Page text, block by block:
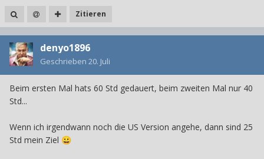
Zitieren
denyo1896
Geschrieben 20. Juli
Beim ersten Mal hats 60 Std gedauert, beim zweiten Mal nur 40
Std...
Wenn ich irgendwann noch die US Version angehe, dann sind 25
Std mein Ziel 😀